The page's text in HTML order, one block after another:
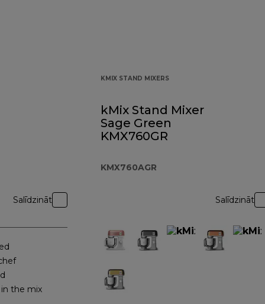
Salīdzināt
the mix
KMIX STAND MIXERS
kMix Stand Mixer
Sage Green
KMX760GR
KMX760AGR
Salīdzināt